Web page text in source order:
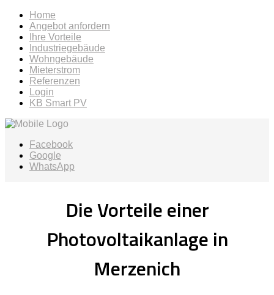
Home
Angebot anfordern
Ihre Vorteile
Industriegebäude
Wohngebäude
Mieterstrom
Referenzen
Login
KB Smart PV
Facebook
Google
WhatsApp
Die Vorteile einer
Photovoltaikanlage in
Merzenich